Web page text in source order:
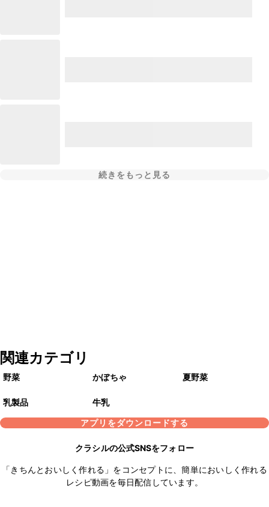
続きをもっと見る
関連カテゴリ
野菜 かぼちゃ 夏野菜
乳製品
牛乳
アプリをダウンロードする
クラシルの公式SNSをフォロー
「きちんとおいしく作れる」をコンセプトに、簡単においしく作れる
レシピ動画を毎日配信しています。